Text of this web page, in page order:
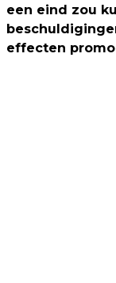
een eind zou
effecten